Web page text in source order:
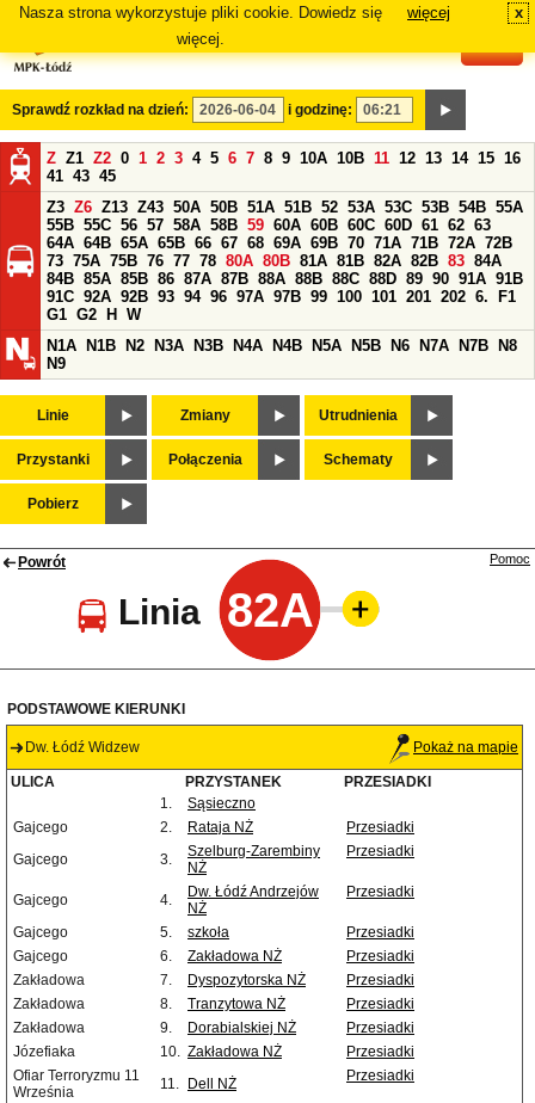
Nasza strona wykorzystuje pliki cookie. Dowiedz się
więcej.
więcej x
Sprawdź rozkład na dzień: i godzinę:
Z Z1 Z2 0 1 2 3 4 5 6 7 8 9 10A 10B 11 12 13 14 15 16
41 43 45
Z3 Z6 Z13 Z43 50A 50B 51A 51B 52 53A 53C 53B 54B 55A
55B 55C 56 57 58A 58B 59 60A 60B 60C 60D 61 62 63
64A 64B 65A 65B 66 67 68 69A 69B 70 71A 71B 72A 72B
73 75A 75B 76 77 78 80A 80B 81A 81B 82A 82B 83 84A
84B 85A 85B 86 87A 87B 88A 88B 88C 88D 89 90 91A 91B
91C 92A 92B 93 94 96 97A 97B 99 100 101 201 202 6.
F1
G1 G2 H
W
N1A
N1B N2 N3A N3B N4A N4B N5A N5B N6 N7A N7B
N8
N9
Linie Zmiany Utrudnienia
Przystanki Połączenia Schematy
Pobierz
Powrót
Linia 82A
Pomoc
PODSTAWOWE KIERUNKI
Dw. Łódź Widzew Pokaż na mapie
ULICA PRZYSTANEK
PRZESIADKI
1.
Sąsieczno
Gajcego
2. Rataja NŻ
Przesiadki
Gajcego
3.
Szelburg-Zarembiny
NŻ
Przesiadki
Gajcego 4.
Dw. Łódź Andrzejów
NŻ
Przesiadki
Gajcego 5. szkoła
Przesiadki
Gajcego
6. Zakładowa NŻ
Przesiadki
Zakładowa
7. Dyspozytorska NŻ
Przesiadki
Zakładowa
8. Tranzytowa NŻ
Przesiadki
Zakładowa
9. Dorabialskiej NŻ
Przesiadki
Józefiaka
10. Zakładowa NŻ
Przesiadki
Ofiar Terroryzmu 11
Września
11. Dell NŻ Przesiadki